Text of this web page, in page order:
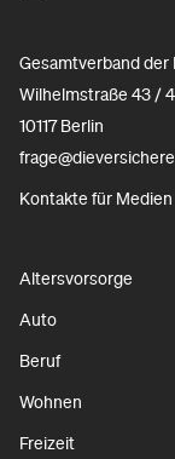
Gesamtverband der
Wilhelmstraße 43 /
10117 Berlin
Kontakte für Medien
Altersvorsorge
Auto
Beruf
Wohnen
Freizeit